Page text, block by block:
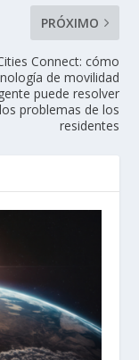
PRÓXIMO
Connect: cómo
de movilidad
puede resolver
los problemas de los
residentes